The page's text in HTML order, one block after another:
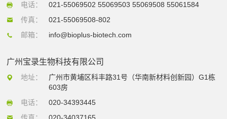
电话：
021-55069502 55069503 55069508 55061584
传真：
021-55069508-802
邮箱：
info@bioplus-biotech.com
广州宝录生物科技有限公司
地址：
广州市黄埔区科丰路31号（华南新材料创新园）G1栋
603房
电话：
020-34393445